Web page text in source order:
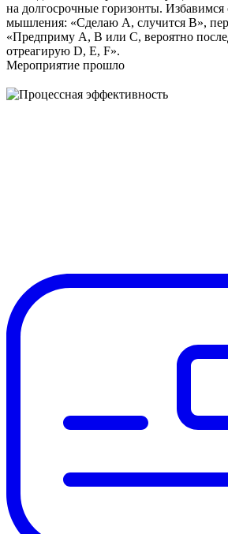
на долгосрочные горизонты.
мышления: «Сделаю A, случится B»,
«Предприму A, B или C, вероятно
отреагирую D, E, F».
Мероприятие прошло